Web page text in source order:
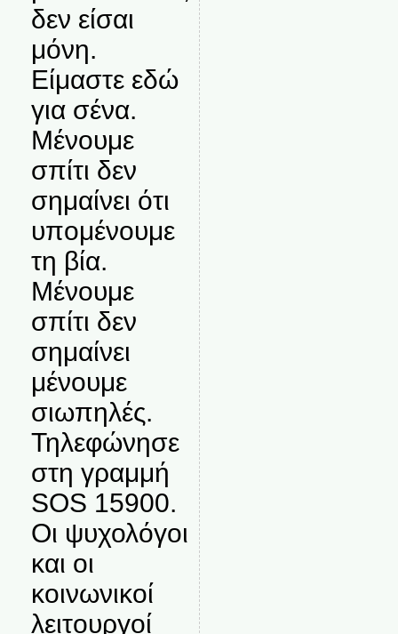
δεν είσαι
μόνη.
Είμαστε εδώ
για σένα.
Μένουμε
σπίτι δεν
σημαίνει ότι
υπομένουμε
τη βία.
Μένουμε
σπίτι δεν
σημαίνει
μένουμε
σιωπηλές.
Τηλεφώνησε
στη γραμμή
SOS 15900.
Οι ψυχολόγοι
και οι
κοινωνικοί
λειτουργοί